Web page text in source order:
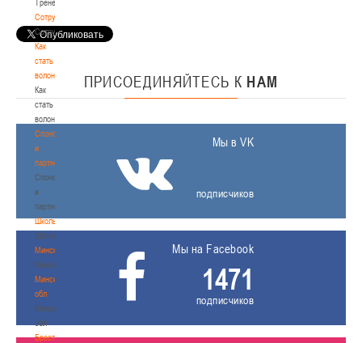
Тренерам
Сотрудничество
Сотрудничество
Как
стать
волонтером
Как
стать
волонтером
Спонсоры
и
партнеры
Спонсоры
и
партнеры
Школы
Школы
Минск
Минск
Минская
обл
Минская
обл
Брестская
ПРИСОЕДИНЯЙТЕСЬ К НАМ
Мы в VK
подписчиков
Мы на Facebook
1471
подписчиков